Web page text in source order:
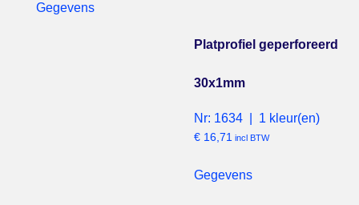
Gegevens
Platprofiel geperforeerd
30x1mm
Nr: 1634 | 1 kleur(en)
€16,71 incl BTW
Gegevens